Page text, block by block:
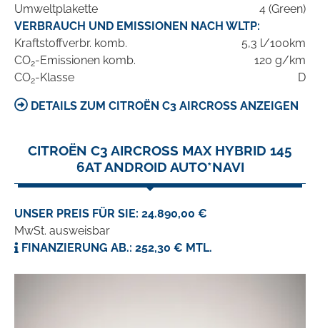
Umweltplakette
4 (Green)
VERBRAUCH UND EMISSIONEN NACH WLTP:
Kraftstoffverbr. komb.
5,3 l/100km
CO2-Emissionen komb.
120 g/km
CO2-Klasse D
DETAILS ZUM CITROËN C3 AIRCROSS ANZEIGEN
CITROËN C3 AIRCROSS MAX HYBRID 145
6AT ANDROID AUTO*NAVI
UNSER PREIS FÜR SIE: 24.890,00 €
MwSt. ausweisbar
FINANZIERUNG AB.: 252,30 € MTL.